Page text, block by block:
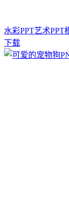
水彩PPT艺术
下载